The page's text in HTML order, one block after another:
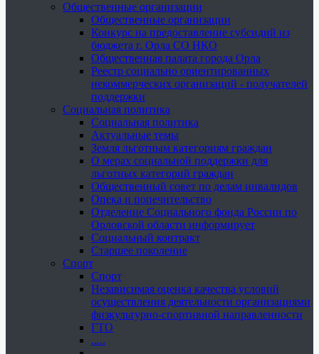
Общественные организации
Общественные организации
Конкурс на предоставление субсидий из
бюджета г. Орла СО НКО
Общественная палата города Орла
Реестр социально ориентированных
некоммерческих организаций - получателей
поддержки
Социальная политика
Социальная политика
Актуальные темы
Земля льготным категориям граждан
О мерах социальной поддержки для
льготных категорий граждан
Общественный совет по делам инвалидов
Опека и попечительство
Отделение Социального фонда России по
Орловской области информирует
Социальный контракт
Старшее поколение
Спорт
Спорт
Независимая оценка качества условий
осуществления деятельности организациями
физкультурно-спортивной направленности
ГТО
.....